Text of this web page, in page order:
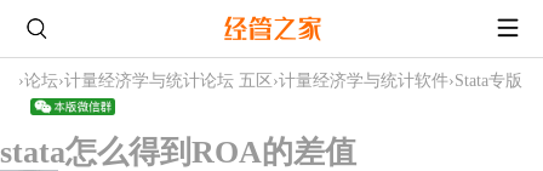
›论坛›计量经济学与统计论坛 五区 ›计量经济学与统计软件›Stata专版
stata怎么得到ROA的差值